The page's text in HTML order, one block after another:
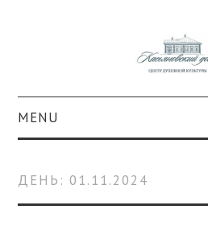
MENU
КОЛЛЕКЦИИ
ДЕНЬ: 01.11.2024